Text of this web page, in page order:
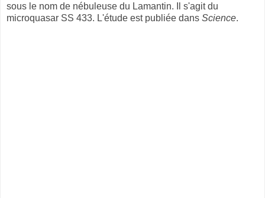
sous le nom de nébuleuse du Lamantin. Il s'agit du
microquasar SS 433. L'étude est publiée dans Science.